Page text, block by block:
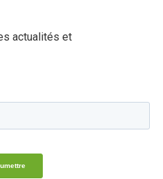
actualités et